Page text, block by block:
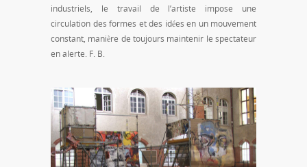
industriels, le travail de l’artiste impose une
circulation des formes et des idées en un mouvement
constant, manière de toujours maintenir le spectateur
en alerte. F. B.